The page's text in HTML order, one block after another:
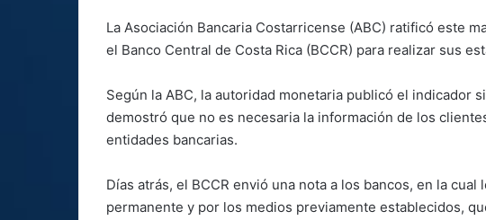
La Asociación Bancaria Costarricense (ABC) ratificó este
el Banco Central de Costa Rica (BCCR) para realizar sus
Según la ABC, la autoridad monetaria publicó el indicador
demostró que no es necesaria la información de los
entidades bancarias.
Días atrás, el BCCR envió una nota a los bancos, en la
permanente y por los medios previamente establecidos,